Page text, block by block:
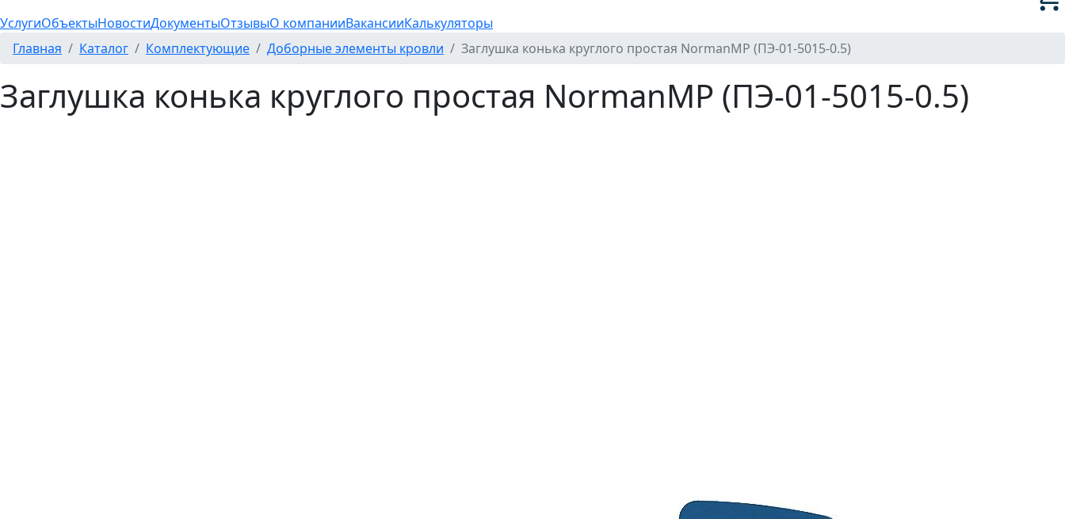
УслугиОбъектыНовостиДокументыОтзывыО компанииВакансииКалькуляторы
Главная
Каталог Комплектующие Доборные элементы кровли Заглушка конька круглого простая NormanMP (ПЭ-01-5015-0.5)
Заглушка конька круглого простая NormanMP (ПЭ-01-5015-0.5)